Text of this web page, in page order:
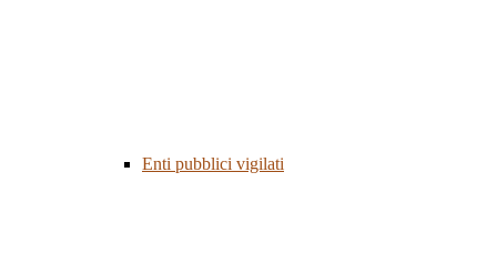
Enti pubblici vigilati